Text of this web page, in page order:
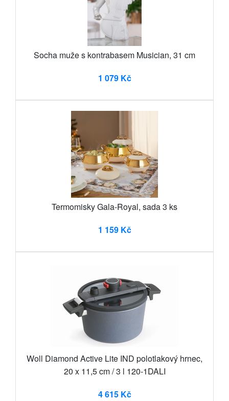
Socha muže s kontrabasem Musician, 31 cm
1 079 Kč
Termomisky Gala-Royal, sada 3 ks
1 159 Kč
Woll Diamond Active Lite IND polotlakový hrnec,
20 x 11,5 cm / 3 l 120-1DALI
4 615 Kč